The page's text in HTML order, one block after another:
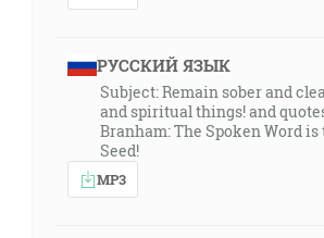
РУССКИЙ ЯЗЫК
Subject: Remain sober and
and spiritual things! and
Branham: The Spoken Word
Seed!
MP3